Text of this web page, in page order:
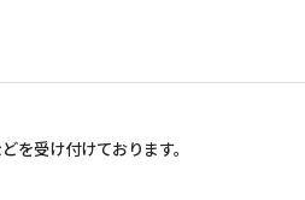
を受け付けております。